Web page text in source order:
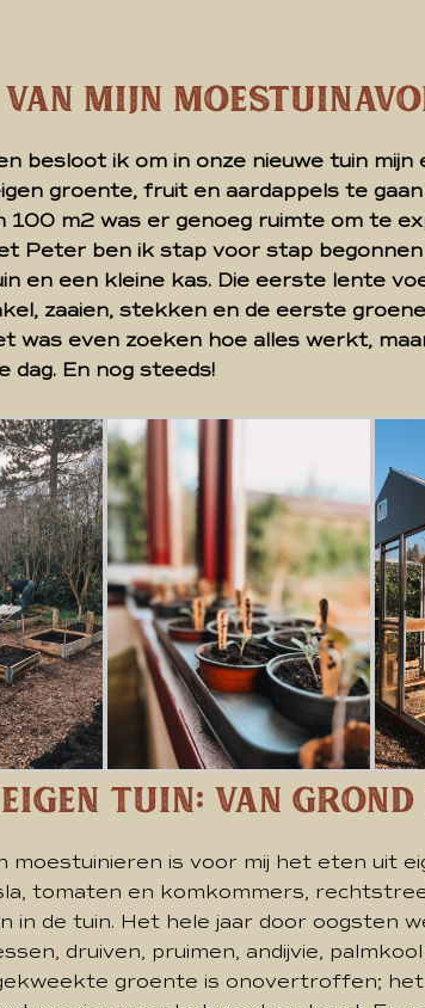
Mijn
besloot ik om in onze nieuwe tuin
groente, fruit en aardappels te
100 m2 was er genoeg ruimte om te
Peter ben ik stap voor stap
en een kleine kas. Die eerste lente
zaaien, stekken en de eerste
was even zoeken hoe alles werkt,
dag. En nog steeds!
Tuin: Van
moestuinieren is voor mij het eten uit
tomaten en komkommers,
in de tuin. Het hele jaar door oogsten
druiven, pruimen, andijvie,
groente is onovertroffen;